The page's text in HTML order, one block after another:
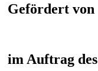
Gefördert von
im Auftrag des